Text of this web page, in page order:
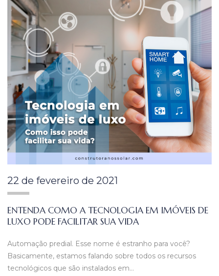
22 de fevereiro de 2021
ENTENDA COMO A TECNOLOGIA EM IMÓVEIS DE
LUXO PODE FACILITAR SUA VIDA
Automação predial. Esse nome é estranho para você?
Basicamente, estamos falando sobre todos os recursos
tecnológicos que são instalados em…